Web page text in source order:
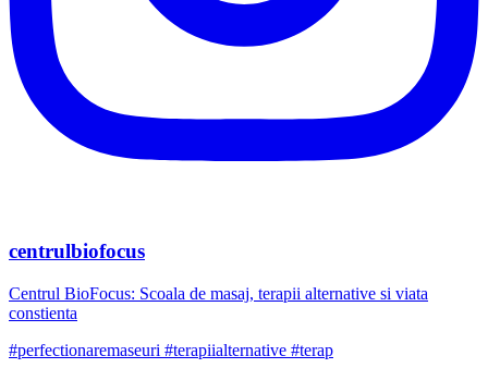
centrulbiofocus
Centrul BioFocus: Scoala de masaj, terapii alternative si viata
constienta
#perfectionaremaseuri #terapiialternative #terap